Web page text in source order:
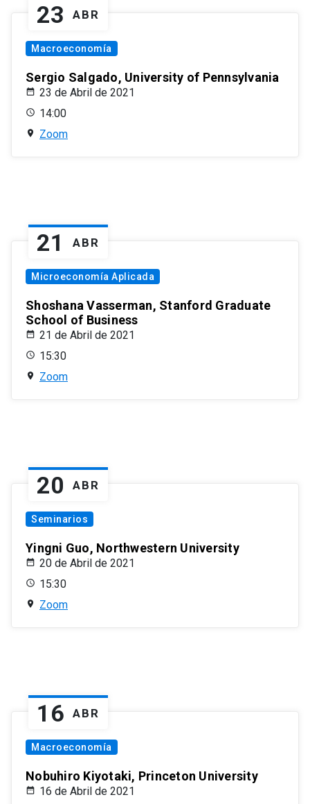
23 ABR
Macroeconomía
Sergio Salgado, University of Pennsylvania
23 de Abril de 2021
14:00
Zoom
21 ABR
Microeconomía Aplicada
Shoshana Vasserman, Stanford Graduate
School of Business
21 de Abril de 2021
15:30
Zoom
20 ABR
Seminarios
Yingni Guo, Northwestern University
20 de Abril de 2021
15:30
Zoom
16 ABR
Macroeconomía
Nobuhiro Kiyotaki, Princeton University
16 de Abril de 2021